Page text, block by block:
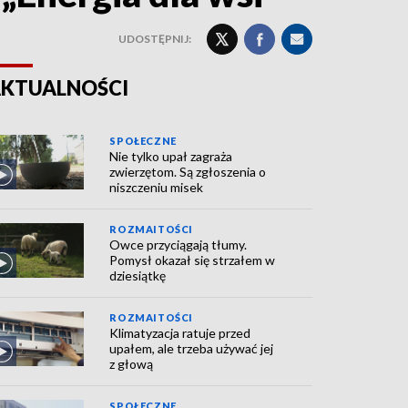
UDOSTĘPNIJ:
SPOŁECZNE
Nie tylko upał zagraża
zwierzętom. Są zgłoszenia o
niszczeniu misek
ROZMAITOŚCI
Owce przyciągają tłumy.
Pomysł okazał się strzałem w
dziesiątkę
ROZMAITOŚCI
Klimatyzacja ratuje przed
upałem, ale trzeba używać jej
z głową